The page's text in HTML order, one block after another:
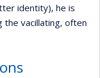
identity), he is
the vacillating, often